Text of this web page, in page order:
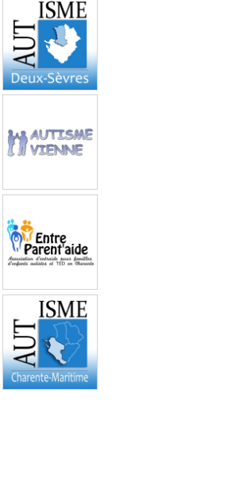
Autisme Deux-
Sèvres
Entre Parent’aide
Autisme Charente-
Maritime